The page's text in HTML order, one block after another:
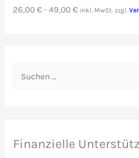
26,00€ -49,00€ inkl. MwSt. zzgl.
e
Finanzielle